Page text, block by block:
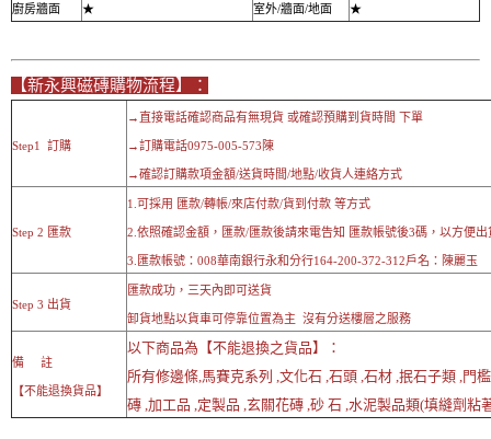
廚房牆面 ★ 室外/牆面/地面 ★
【新永興磁磚購物流程】：
Step1 訂購
→直接電話確認商品有無現貨 或確認預購到貨時間 下單
→訂購電話0975-005-573陳
→確認訂購款項金額/送貨時間/地點/收貨人連絡方式
Step 2 匯款
1.可採用 匯款/轉帳/來店付款/貨到付款 等方式
2.依照確認金額，匯款/匯款後請來電告知 匯款帳號後3碼，以方便出
3.匯款帳號：008華南銀行永和分行164-200-372-312戶名：陳麗玉
Step 3 出貨
匯款成功，三天內即可送貨
卸貨地點以貨車可停靠位置為主 沒有分送樓層之服務
備 註
【不能退換貨品】
以下商品為【不能退換之貨品】：
所有修邊條,馬賽克系列 ,文化石 ,石頭 ,石材 ,抿石子類 ,門
磚 ,加工品 ,定製品 ,玄關花磚 ,砂 石 ,水泥製品類(填縫劑粘